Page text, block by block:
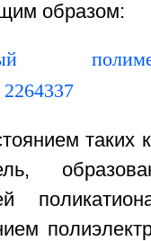
образом:
таких